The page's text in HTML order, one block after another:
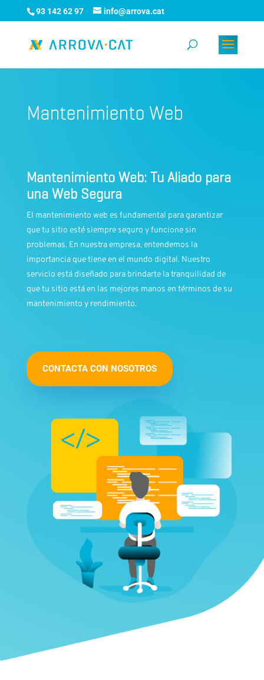
93 142 62 97 info@arrova.cat
Mantenimiento Web
Mantenimiento Web: Tu Aliado para
una Web Segura
El mantenimiento web es fundamental para garantizar
que tu sitio esté siempre seguro y funcione sin
problemas. En nuestra empresa, entendemos la
importancia que tiene en el mundo digital. Nuestro
servicio está diseñado para brindarte la tranquilidad de
que tu sitio está en las mejores manos en términos de su
mantenimiento y rendimiento.
CONTACTA CON NOSOTROS